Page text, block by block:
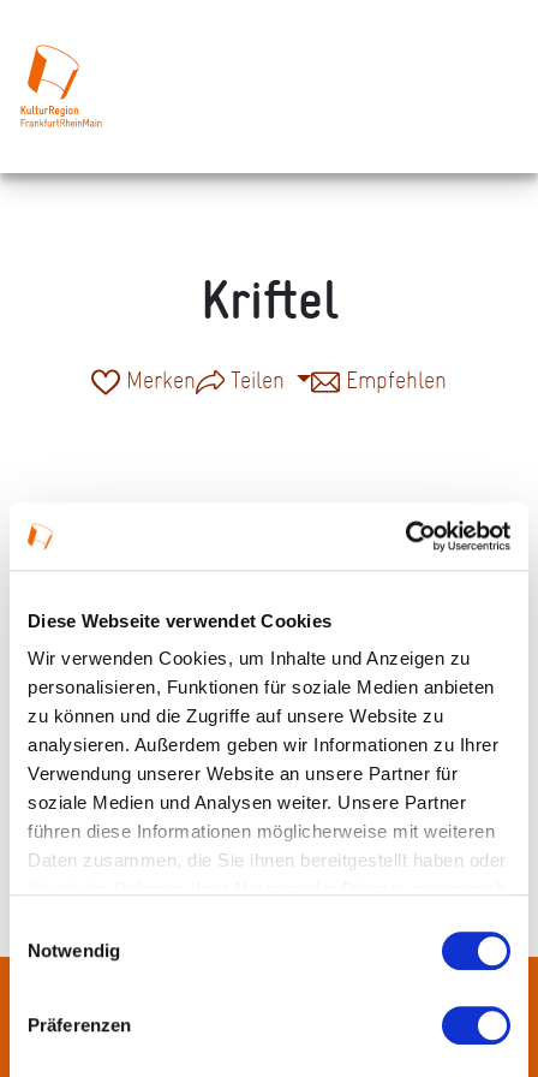
Diese Webseite verwendet Cookies
Wir verwenden Cookies, um Inhalte und Anzeigen zu
personalisieren, Funktionen für soziale Medien anbieten
zu können und die Zugriffe auf unsere Website zu
analysieren. Außerdem geben wir Informationen zu Ihrer
Verwendung unserer Website an unsere Partner für
soziale Medien und Analysen weiter. Unsere Partner
führen diese Informationen möglicherweise mit weiteren
Daten zusammen, die Sie ihnen bereitgestellt haben oder
Notwendig
Präferenzen
Kriftel
Merken Teilen Empfehlen
Über uns